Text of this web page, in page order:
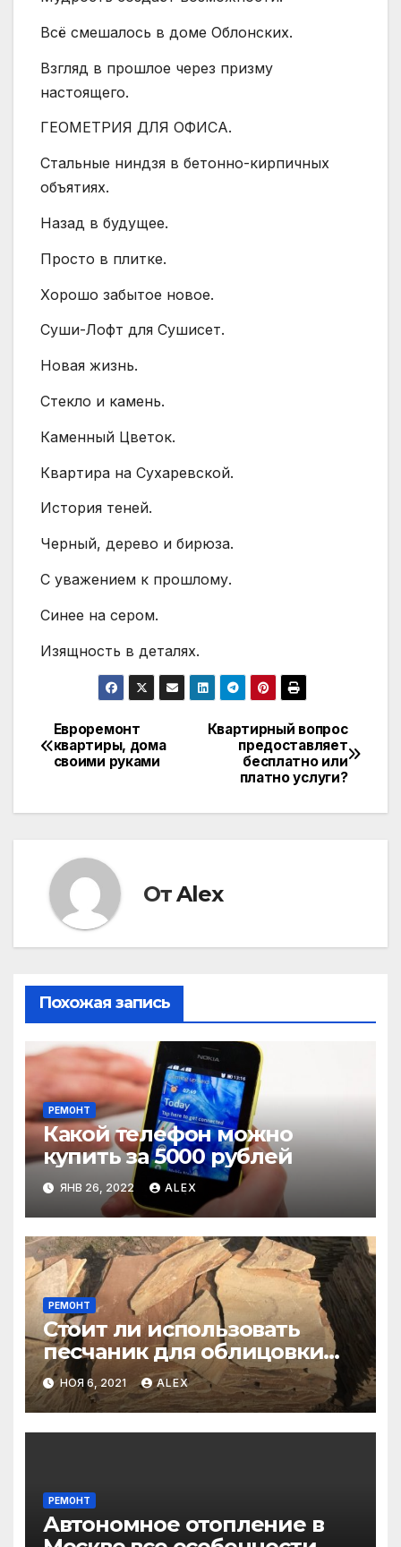
Всё смешалось в доме Облонских.
Взгляд в прошлое через призму
настоящего.
ГЕОМЕТРИЯ ДЛЯ ОФИСА.
Стальные ниндзя в бетонно-кирпичных
объятиях.
Назад в будущее.
Просто в плитке.
Хорошо забытое новое.
Суши-Лофт для Сушисет.
Новая жизнь.
Стекло и камень.
Каменный Цветок.
Квартира на Сухаревской.
История теней.
Черный, дерево и бирюза.
С уважением к прошлому.
Синее на сером.
Изящность в деталях.
Навигация
по
записям
Квартирный вопрос
предоставляет
бесплатно или
платно услуги?
Евроремонт
квартиры, дома
своими руками
ОтAlex
Похожая запись
РЕМОНТ
Какой телефон можно
купить за 5000 рублей
ЯНВ 26, 2022 ALEX
РЕМОНТ
Стоит ли использовать
песчаник для облицовки
фасада?
НОЯ 6, 2021 ALEX
РЕМОНТ
Автономное отопление в